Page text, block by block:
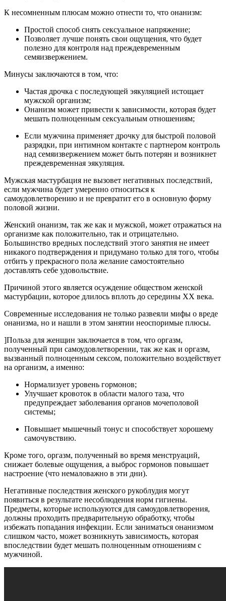
К несомненным плюсам можно отнести то, что онанизм:
Простой способ снять сексуальное напряжение;
Позволяет лучше понять свои ощущения, что будет
полезно для контроля над преждевременным
семяизвержением.
Минусы заключаются в том, что:
Частая дрочка с последующей эякуляцией истощает
мужской организм;
Онанизм может привести к зависимости, которая будет
мешать полноценным сексуальным отношениям;
Если мужчина применяет дрочку для быстрой половой
разрядки, при интимном контакте с партнером контроль
над семяизвержением может быть потерян и возникнет
преждевременная эякуляция.
Мужская мастурбация не вызовет негативных последствий,
если мужчина будет умеренно относиться к
самоудовлетворению и не превратит его в основную форму
половой жизни.
Женский онанизм, так же как и мужской, может отражаться на
организме как положительно, так и отрицательно.
Большинство вредных последствий этого занятия не имеет
никакого подтверждения и придумано только для того, чтобы
отбить у прекрасного пола желание самостоятельно
доставлять себе удовольствие.
Причиной этого является осуждение обществом женской
мастурбации, которое длилось вплоть до середины XX века.
Современные исследования не только развеяли мифы о вреде
онанизма, но и нашли в этом занятии неоспоримые плюсы.
]Польза для женщин заключается в том, что оргазм,
полученный при самоудовлетворении, так же как и оргазм,
вызванный полноценным сексом, положительно воздействует
на организм, а именно:
Нормализует уровень гормонов;
Улучшает кровоток в области малого таза, что
предупреждает заболевания органов мочеполовой
системы;
Повышает мышечный тонус и способствует хорошему
самочувствию.
Кроме того, оргазм, полученный во время менструаций,
снижает болевые ощущения, а выброс гормонов повышает
настроение (что немаловажно в эти дни).
Негативные последствия женского рукоблудия могут
появиться в результате несоблюдения норм гигиены.
Предметы, которые используются для самоудовлетворения,
должны проходить предварительную обработку, чтобы
избежать попадания инфекции. Если заниматься онанизмом
слишком часто, может возникнуть зависимость, которая
впоследствии будет мешать полноценным отношениям с
мужчиной.